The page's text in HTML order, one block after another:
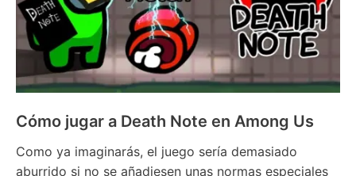
Cómo jugar a Death Note en Among Us
Como ya imaginarás, el juego sería demasiado
aburrido si no se añadiesen unas normas especiales